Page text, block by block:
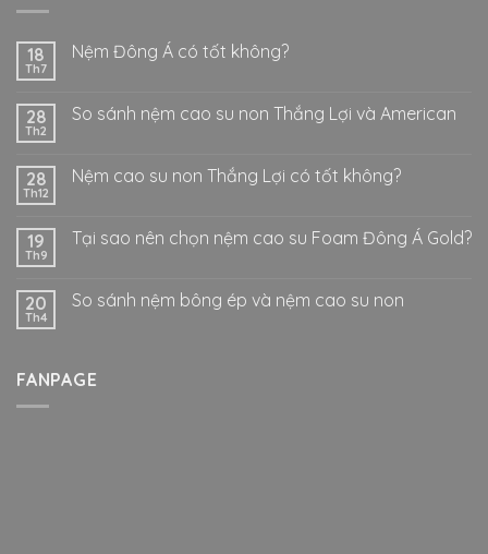
18
Th7
Nệm Đông Á có tốt không?
28
Th2
So sánh nệm cao su non Thắng Lợi và American
28
Th12
Nệm cao su non Thắng Lợi có tốt không?
19
Th9
Tại sao nên chọn nệm cao su Foam Đông Á Gold?
20
Th4
So sánh nệm bông ép và nệm cao su non
FANPAGE